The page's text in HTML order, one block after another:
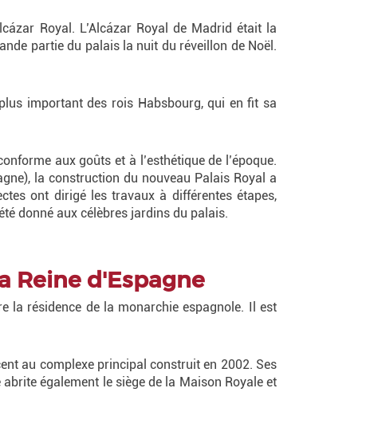
Royal. L’Alcázar Royal de Madrid était la
partie du palais la nuit du réveillon de Noël.
important des rois Habsbourg, qui en fit sa
aux goûts et à l’esthétique de l’époque.
la construction du nouveau Palais Royal a
ont dirigé les travaux à différentes étapes,
donné aux célèbres jardins du palais.
Reine d'Espagne
la résidence de la monarchie espagnole. Il est
au complexe principal construit en 2002. Ses
également le siège de la Maison Royale et